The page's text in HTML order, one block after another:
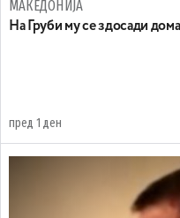
МАКЕДОНИЈА
На Груби му се здосади дома
пред 1 ден